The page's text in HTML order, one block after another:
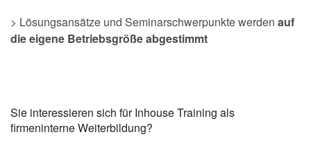
> Lösungsansätze und Seminarschwerpunkte werden auf
die eigene Betriebsgröße abgestimmt
Sie interessieren sich für Inhouse Training als
firmeninterne Weiterbildung?